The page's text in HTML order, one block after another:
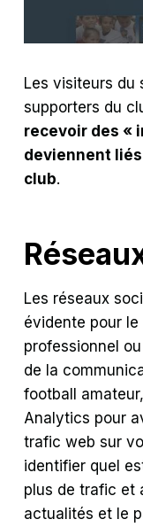
Les visiteurs du
supporters du
recevoir des «
deviennent
club.
Les réseaux
évidente pour le
professionnel
de la
football
Analytics pour
trafic web sur
identifier quel
plus de trafic et
actualités et le